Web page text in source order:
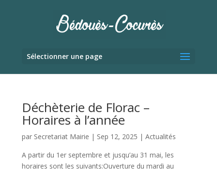
Sélectionner une page
Déchèterie de Florac –
Horaires à l’année
par Secretariat Mairie | Sep 12, 2025 | Actualités
A partir du 1er septembre et jusqu’au 31 mai, les
horaires sont les suivants:Ouverture du mardi au